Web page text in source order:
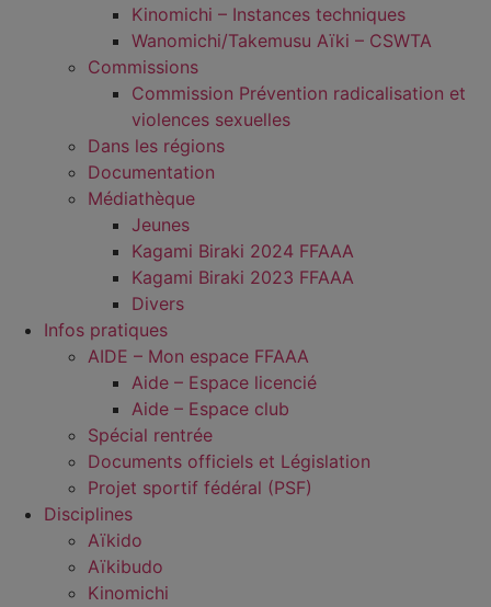
Kinomichi – Instances techniques
Wanomichi/Takemusu Aïki – CSWTA
Commissions
Commission Prévention radicalisation et
violences sexuelles
Dans les régions
Documentation
Médiathèque
Jeunes
Kagami Biraki 2024 FFAAA
Kagami Biraki 2023 FFAAA
Divers
Infos pratiques
AIDE – Mon espace FFAAA
Aide – Espace licencié
Aide – Espace club
Spécial rentrée
Documents officiels et Législation
Projet sportif fédéral (PSF)
Disciplines
Aïkido
Aïkibudo
Kinomichi